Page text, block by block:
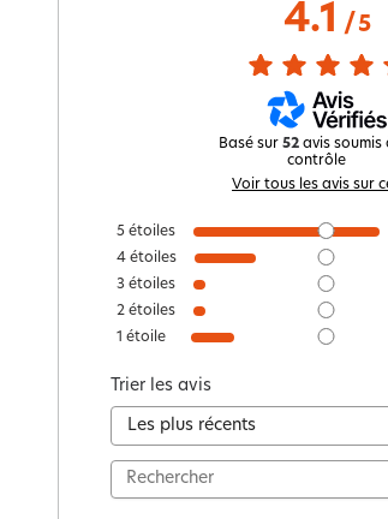
4.1/ 5
Basé sur 52 avis soumis
contrôle
Voir tous les avis sur
5 étoiles
4 étoiles
3 étoiles
2 étoiles
1 étoile
Trier les avis